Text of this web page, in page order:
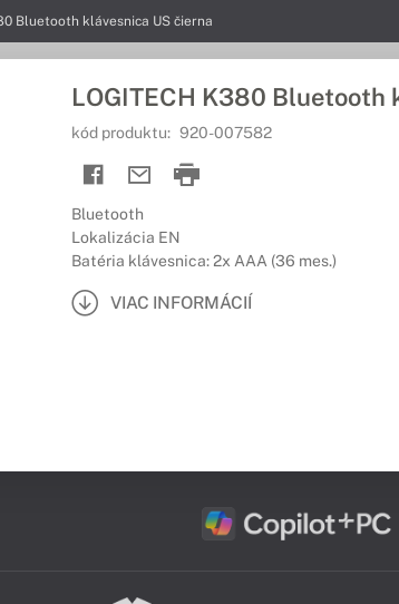
Bluetooth klávesnica US čierna
LOGITECH K380 Bluetooth
kód produktu: 920-007582
Bluetooth
Lokalizácia EN
Batéria klávesnica: 2x AAA (36 mes.)
VIAC INFORMÁCIÍ